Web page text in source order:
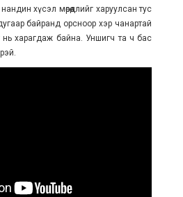
хүсэл мөрөөдлийг харуулсан тус
байранд орсноор хэр чанартай
нь харагдаж байна. Уншигч та ч бас